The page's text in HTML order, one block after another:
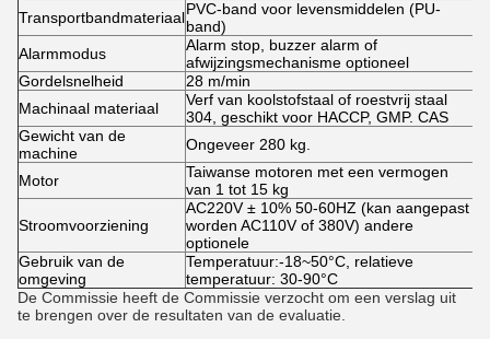
TransportbandmateriaalPVC-band voor levensmiddelen (PU-
band)
Alarmmodus
Alarm stop, buzzer alarm of
afwijzingsmechanisme optioneel
Gordelsnelheid
28 m/min
Machinaal materiaal
Verf van koolstofstaal of roestvrij staal
304, geschikt voor HACCP, GMP. CAS
Gewicht van de
machine
Ongeveer 280 kg.
Motor
Taiwanse motoren met een vermogen
van 1 tot 15 kg
Stroomvoorziening
AC220V ± 10% 50-60HZ (kan aangepast
worden AC110V of 380V) andere
optionele
Gebruik van de
omgeving
Temperatuur:-18~50°C, relatieve
temperatuur: 30-90°C
De Commissie heeft de Commissie verzocht om een verslag uit
te brengen over de resultaten van de evaluatie.